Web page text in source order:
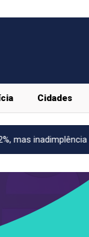
Cidades
cai Educação